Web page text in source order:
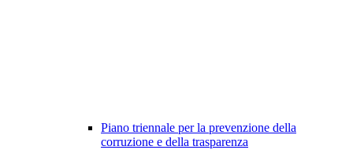
Piano triennale per la prevenzione della
corruzione e della trasparenza